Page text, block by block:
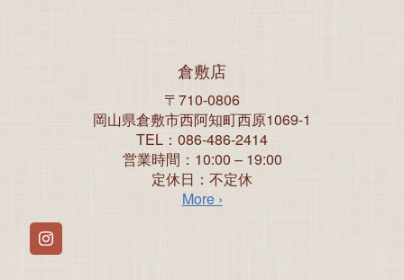
倉敷店
〒710-0806
岡山県倉敷市西阿知町西原1069-1
TEL：086-486-2414
営業時間：10:00 – 19:00
定休日：不定休
More ›
Instagram